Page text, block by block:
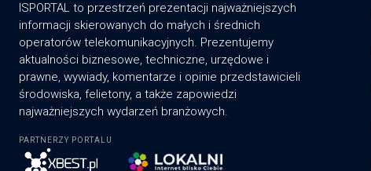
ISPORTAL to przestrzeń prezentacji najważniejszych
informacji skierowanych do małych i średnich
operatorów telekomunikacyjnych. Prezentujemy
aktualności biznesowe, techniczne, urzędowe i
prawne, wywiady, komentarze i opinie przedstawicieli
środowiska, felietony, a także zapowiedzi
najważniejszych wydarzeń branżowych.
PARTNERZY PORTALU